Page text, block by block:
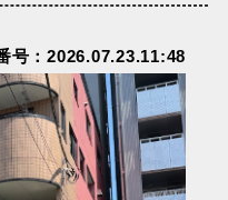
号：2026.07.23.11:48